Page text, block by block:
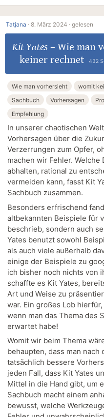
Tatjana · 8. März 2024 · gelesen
Kit Yates – Wie man
keiner rechnet
432
Wie man vorhersieht womit
Sachbuch
Vorhersagen
Empfehlung
In unserer chaotischen
Vorhersagen über die
Verzerrungen zum Opfer,
machen wir Fehler.
abhalten, rational zu
vermeiden kann, fasst Kit
Sachbuch zusammen.
Besonders erfrischend
altbekannten Beispiele für
beschrieb, sondern auch
Yates benutzt sowohl
als auch viele außerhalb
einige der Beispiele zu
ich bisher noch nichts von
schaffte es Kit Yates,
Art und Weise zu
war. Ein großes Lob
wenn man das Thema des
erwartet habe!
Womit wir beim Thema
behaupten, dass man nach
tatsächlich bessere
jeden Fall, dass Kit Yates
Mittel in die Hand gibt, um
Sachbuch macht einem
bewusst, welche